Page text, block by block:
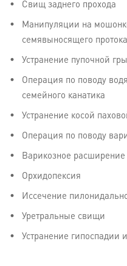
Свищ заднего прохода
Манипуляции на
семявыносящего протока
Устранение пупочной
Операция по поводу
семейного канатика
Устранение косой
Операция по поводу
Варикозное
Орхидопексия
Иссечение
Уретральные свищи
Устранение гипоспадии